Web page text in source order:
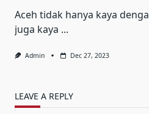
Aceh tidak hanya kaya
juga kaya ...
Admin Dec 27, 2023
LEAVE A REPLY